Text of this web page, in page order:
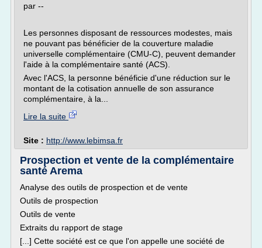
par --
Les personnes disposant de ressources modestes, mais
ne pouvant pas bénéficier de la couverture maladie
universelle complémentaire (CMU-C), peuvent demander
l'aide à la complémentaire santé (ACS).
Avec l'ACS, la personne bénéficie d'une réduction sur le
montant de la cotisation annuelle de son assurance
complémentaire, à la...
Lire la suite
Site : http://www.lebimsa.fr
Prospection et vente de la complémentaire
santé Arema
Analyse des outils de prospection et de vente
Outils de prospection
Outils de vente
Extraits du rapport de stage
[...] Cette société est ce que l'on appelle une société de